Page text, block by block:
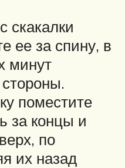
скакалки
ее за спину, в
минут
поместите
за концы и
по
их назад